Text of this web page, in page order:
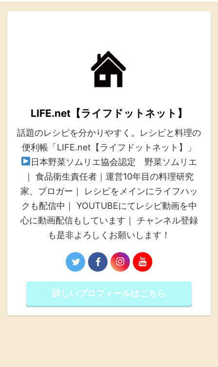
LIFE.net【ライフドットネット】
話題のレシピを分かりやすく。レシピと料理の
便利帳「LIFE.net【ライフドットネット】」
日本野菜ソムリエ協会認定 野菜ソムリエ
｜ 食品衛生責任者｜運営10年目の料理研究
家、ブロガー｜ レシピをメインにライフハッ
クも配信中｜ YOUTUBEにてレシピ動画を中
心に動画配信もしています｜ チャンネル登録
も是非よろしくお願いします！
詳しいプロフィールはこちら